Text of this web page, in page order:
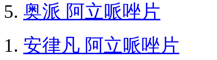
奥派 阿立哌唑片
安律凡 阿立哌唑片